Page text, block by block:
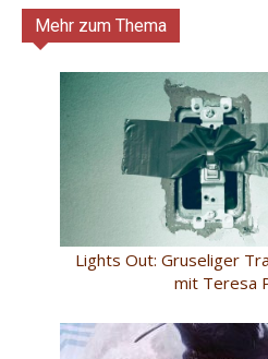
Mehr zum Thema
Lights Out: Gruseliger
mit Teresa